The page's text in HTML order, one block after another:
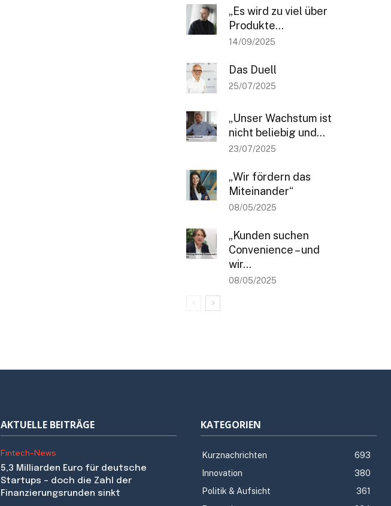
„Es wird zu viel über
Produkte...
14/09/2025
Das Duell
25/07/2025
„Unser Wachstum ist
nicht beliebig und...
23/07/2025
„Wir fördern das
Miteinander“
08/05/2025
„Kunden suchen
Convenience – und
wir...
08/05/2025
AKTUELLE BEITRÄGE
Fintech-News
5,3 Milliarden Euro für deutsche
Startups – doch die Zahl der
Finanzierungsrunden sinkt
KATEGORIEN
Kurznachrichten
693
Innovation
380
Politik & Aufsicht
361